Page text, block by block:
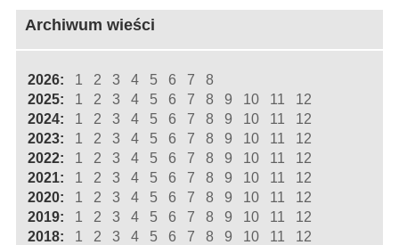
Archiwum wieści
2026: 1 2 3 4 5 6 7
8
2025:
1 2 3 4 5 6 7 8 9 10 11
12
2024:
1 2 3 4 5 6 7 8 9 10 11
12
2023:
1 2 3 4 5 6 7 8 9 10 11
12
2022:
1 2 3 4 5 6 7 8 9 10 11
12
2021:
1 2 3 4 5 6 7 8 9 10 11
12
2020:
1 2 3 4 5 6 7 8 9 10 11
12
2019:
1 2 3 4 5 6 7 8 9 10 11
12
2018:
1 2 3 4 5 6 7 8 9 10 11
12